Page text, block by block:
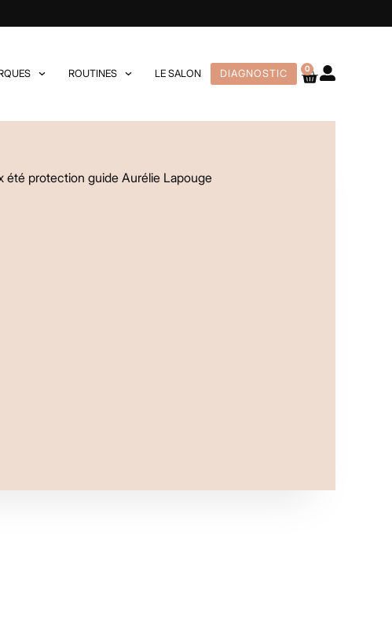
ROUTINES LE SALON DIAGNOSTIC 0